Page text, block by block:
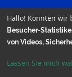
Hallo! Könnten wir
Besucher-
von Videos,
Lassen Sie mich